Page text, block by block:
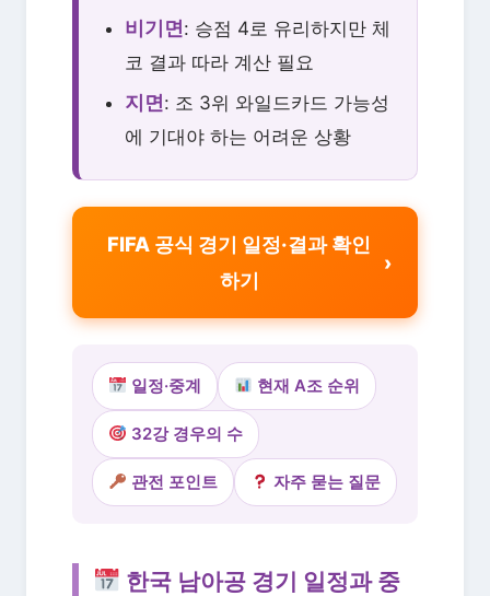
비기면 : 승점 4로 유리하지만 체
코 결과 따라 계산 필요
지면 : 조 3위 와일드카드 가능성
에 기대야 하는 어려운 상황
FIFA 공식 경기 일정·결과 확인
하기
일정·중계 현재 A조 순위
32강 경우의 수
관전 포인트 자주 묻는 질문
한국 남아공 경기 일정과 중